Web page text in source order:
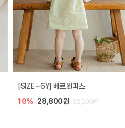
[SIZE ~6Y] 베르 원피스
10% 28,800원 32,000원